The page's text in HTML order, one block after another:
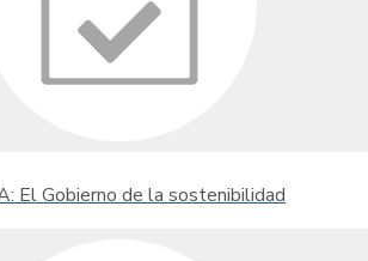
El Gobierno de la sostenibilidad